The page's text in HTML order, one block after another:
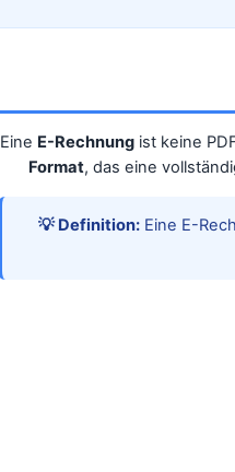
Eine E-Rechnungist keine
Format, das eine
💡 Definition:Eine E-